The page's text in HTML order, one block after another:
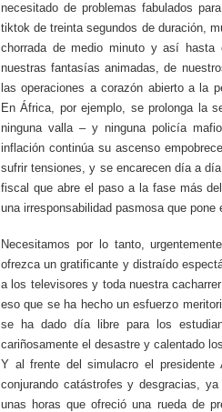
necesitado de problemas fabulados
tiktok de treinta segundos de duración,
chorrada de medio minuto y así hasta
nuestras fantasías animadas, de
las operaciones a corazón abierto a la
En África, por ejemplo, se prolonga la
ninguna valla – y ninguna policía
inflación continúa su ascenso
sufrir tensiones, y se encarecen día a
fiscal que abre el paso a la fase más
una irresponsabilidad pasmosa que
Necesitamos por lo tanto,
ofrezca un gratificante y distraído
a los televisores y toda nuestra
eso que se ha hecho un esfuerzo
se ha dado día libre para los
cariñosamente el desastre y calentado
Y al frente del simulacro el
conjurando catástrofes y desgracias,
unas horas que ofreció una rueda de